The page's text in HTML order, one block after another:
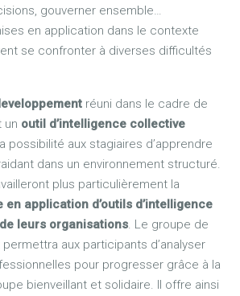
gouverner ensemble…
en application dans le contexte
se confronter à diverses difficultés
réuni dans le cadre de
un outil d’intelligence collective
possibilité aux stagiaires d’apprendre
dans un environnement structuré.
plus particulièrement la
en application d’outils d’intelligence
leurs organisations . Le groupe de
aux participants d’analyser
pour progresser grâce à la
bienveillant et solidaire. Il offre ainsi